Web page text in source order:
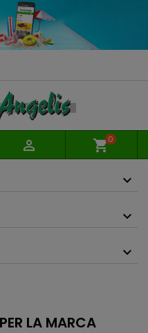
 shopping_cart0
LA MARCA